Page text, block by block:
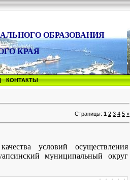
ОБРАЗОВАНИЯ
КРАЯ
КОНТАКТЫ
Страницы: 1 2 3 4 5 »
условий осуществления
муниципальный округ